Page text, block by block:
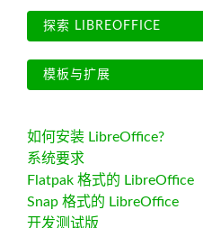
探索 LIBREOFFICE
模板与扩展
如何安装 LibreOffice?
系统要求
Flatpak 格式的 LibreOffice
Snap 格式的 LibreOffice
开发测试版